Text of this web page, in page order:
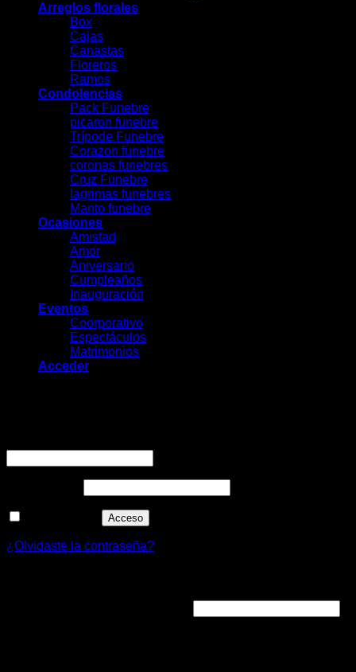
Arreglos florales
Box
Cajas
Canastas
Floreros
Ramos
Condolencias
Pack Funebre
picaron funebre
Trípode Funebre
Corazon funebre
coronas funebres
Cruz Funebre
lagrimas funebres
Manto funebre
Ocasiones
Amistad
Amor
Aniversario
Cumpleaños
Inauguración
Eventos
Coorporativo
Espectáculos
Matrimonios
Acceder
Acceso
¿Olvidaste la contraseña?